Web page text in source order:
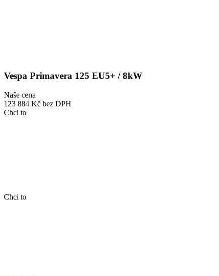
Vespa Primavera 125 EU5+ / 8kW
Naše cena
123 884 Kč bez DPH
Chci to
Chci to